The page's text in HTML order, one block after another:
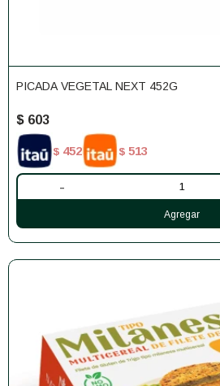
PICADA VEGETAL NEXT 452G
$ 603
$ 452 $ 513
-